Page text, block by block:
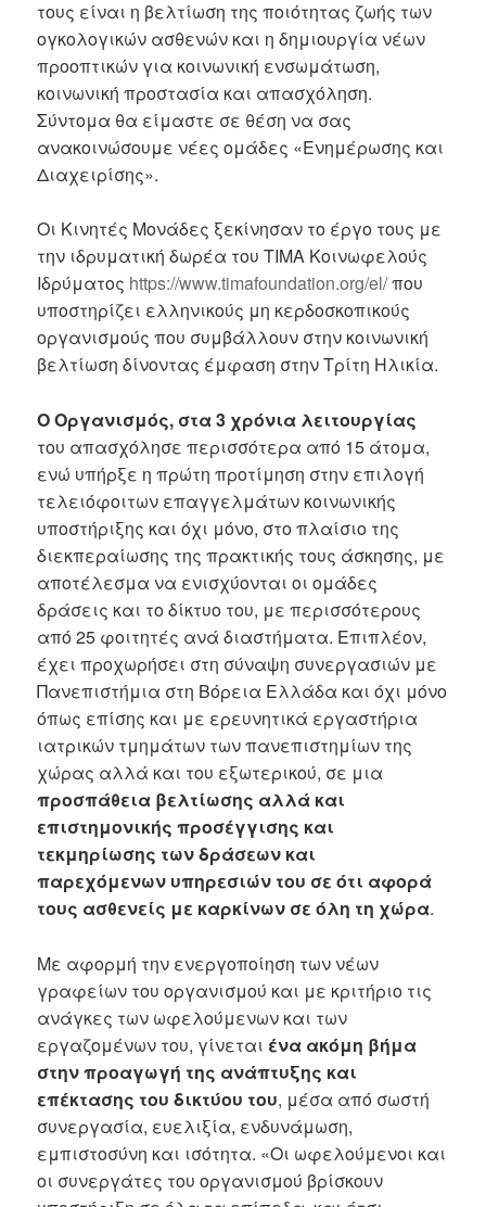
τους είναι η βελτίωση της ποιότητας ζωής των
ογκολογικών ασθενών και η δημιουργία νέων
προοπτικών για κοινωνική ενσωμάτωση,
κοινωνική προστασία και απασχόληση.
Σύντομα θα είμαστε σε θέση να σας
ανακοινώσουμε νέες ομάδες «Ενημέρωσης και
Διαχειρίσης».
Οι Κινητές Μονάδες ξεκίνησαν το έργο τους με
την ιδρυματική δωρέα του ΤΙΜΑ Κοινωφελούς
Ιδρύματος https://www.timafoundation.org/el/που
υποστηρίζει ελληνικούς μη κερδοσκοπικούς
οργανισμούς που συμβάλλουν στην κοινωνική
βελτίωση δίνοντας έμφαση στην Τρίτη Ηλικία.
Ο Οργανισμός, στα 3 χρόνια λειτουργίας
του απασχόλησε περισσότερα από 15 άτομα,
ενώ υπήρξε η πρώτη προτίμηση στην επιλογή
τελειόφοιτων επαγγελμάτων κοινωνικής
υποστήριξης και όχι μόνο, στο πλαίσιο της
διεκπεραίωσης της πρακτικής τους άσκησης, με
αποτέλεσμα να ενισχύονται οι ομάδες
δράσεις και το δίκτυο του, με περισσότερους
από 25 φοιτητές ανά διαστήματα. Επιπλέον,
έχει προχωρήσει στη σύναψη συνεργασιών με
Πανεπιστήμια στη Βόρεια Ελλάδα και όχι μόνο
όπως επίσης και με ερευνητικά εργαστήρια
ιατρικών τμημάτων των πανεπιστημίων της
χώρας αλλά και του εξωτερικού, σε μια
προσπάθεια βελτίωσης αλλά και
επιστημονικής προσέγγισης και
τεκμηρίωσης των δράσεων και
παρεχόμενων υπηρεσιών του σε ότι αφορά
τους ασθενείς με καρκίνων σε όλη τη χώρα.
Με αφορμή την ενεργοποίηση των νέων
γραφείων του οργανισμού και με κριτήριο τις
ανάγκες των ωφελούμενων και των
εργαζομένων του, γίνεται ένα ακόμη βήμα
στην προαγωγή της ανάπτυξης και
επέκτασης του δικτύου του, μέσα από σωστή
συνεργασία, ευελιξία, ενδυνάμωση,
εμπιστοσύνη και ισότητα. «Οι ωφελούμενοι και
οι συνεργάτες του οργανισμού βρίσκουν